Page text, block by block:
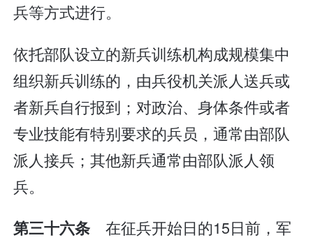
兵等方式进行。
依托部队设立的新兵训练机构成规模集中
组织新兵训练的，由兵役机关派人送兵或
者新兵自行报到；对政治、身体条件或者
专业技能有特别要求的兵员，通常由部队
派人接兵；其他新兵通常由部队派人领
兵。
第三十六条 在征兵开始日的15日前，军